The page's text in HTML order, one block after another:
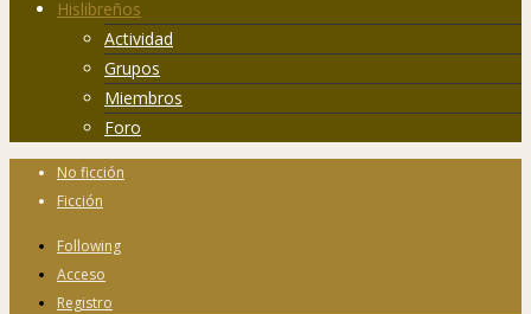
Hislibreños
Actividad
Grupos
Miembros
Foro
No ficción
Ficción
Following
Acceso
Registro